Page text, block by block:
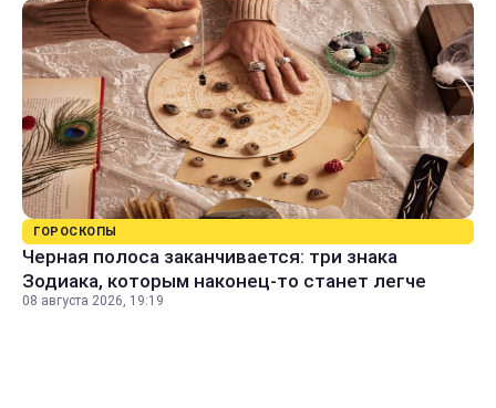
ГОРОСКОПЫ
Черная полоса заканчивается: три знака
Зодиака, которым наконец-то станет легче
08 августа 2026, 19:19